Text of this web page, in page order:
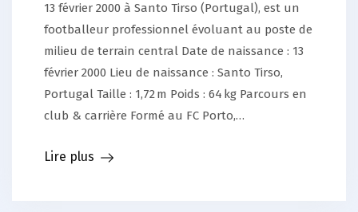
13 février 2000 à Santo Tirso (Portugal), est un
footballeur professionnel évoluant au poste de
milieu de terrain central Date de naissance : 13
février 2000 Lieu de naissance : Santo Tirso,
Portugal Taille : 1,72 m Poids : 64 kg Parcours en
club & carrière Formé au FC Porto,…
Lire plus